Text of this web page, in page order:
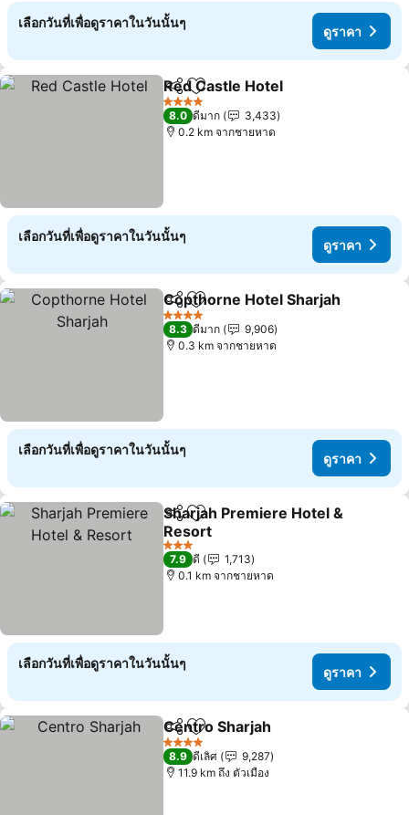
เลือกวันที่เพื่อดูราคาในวันนั้นๆ
ดูราคา
แชร์ เพิ่มในรายการโปรด
Red Castle Hotel
4 ดาว
8.0 ดีมาก
3,433
0.2 km จากชายหาด
เลือกวันที่เพื่อดูราคาในวันนั้นๆ
ดูราคา
แชร์ เพิ่มในรายการโปรด
Copthorne Hotel Sharjah
4 ดาว
8.3 ดีมาก
9,906
0.3 km จากชายหาด
เลือกวันที่เพื่อดูราคาในวันนั้นๆ
ดูราคา
แชร์ เพิ่มในรายการโปรด
Sharjah Premiere Hotel &
Resort
3 ดาว
7.9 ดี
1,713
0.1 km จากชายหาด
เลือกวันที่เพื่อดูราคาในวันนั้นๆ
ดูราคา
แชร์ เพิ่มในรายการโปรด
Centro Sharjah
4 ดาว
8.9 ดีเลิศ
9,287
11.9 km ถึง ตัวเมือง